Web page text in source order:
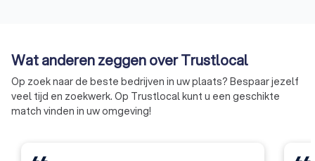
Wat anderen zeggen over Trustlocal
Op zoek naar de beste bedrijven in uw plaats? Bespaar jezelf
veel tijd en zoekwerk. Op Trustlocal kunt u een geschikte
match vinden in uw omgeving!